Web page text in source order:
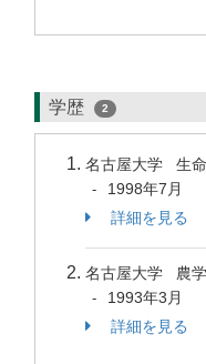
学歴 2
名古屋大学 生
-
1998年7月
詳細を見る
名古屋大学 農
-
1993年3月
詳細を見る